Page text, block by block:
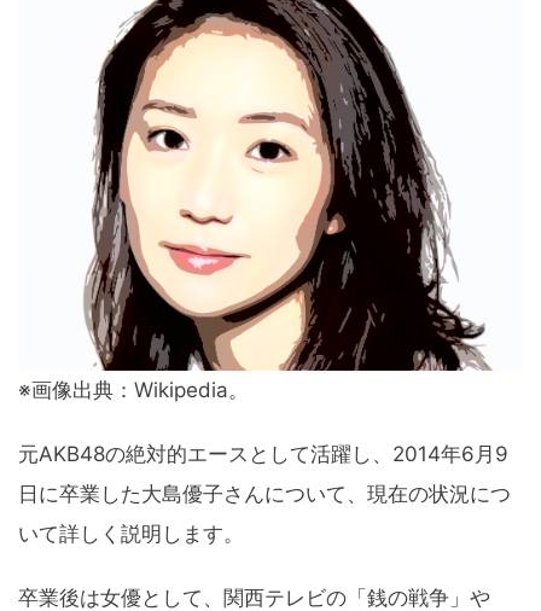
※画像出典：Wikipedia。
元AKB48の絶対的エースとして活躍し、2014年6月9
日に卒業した大島優子さんについて、現在の状況につ
いて詳しく説明します。
卒業後は女優として、関西テレビの「銭の戦争」や